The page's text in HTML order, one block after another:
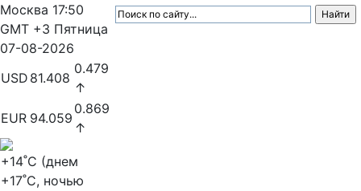
Москва 17:50
GMT +3 Пятница
07-08-2026
USD 81.408
0.479
↑
EUR 94.059
0.869
↑
+14˚C (днем
+17˚C, ночью